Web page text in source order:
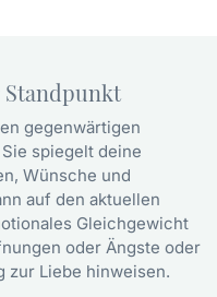
Standpunkt
gegenwärtigen
spiegelt deine
Wünsche und
auf den aktuellen
Gleichgewicht
oder Ängste oder
zur Liebe hinweisen.